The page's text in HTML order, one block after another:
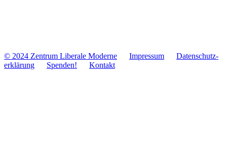
© 2024 Zentrum Libe­rale Moderne Impres­sum
Daten­schutz­
er­klä­rung
Spenden! Kontakt